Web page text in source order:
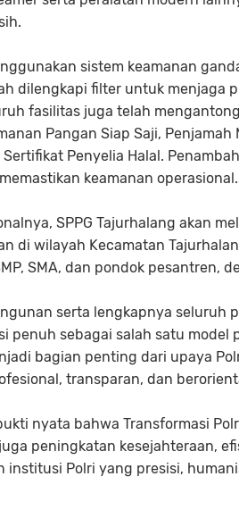
sistem keamanan
dilengkapi filter untuk menjaga
fasilitas juga telah
Pangan Siap Saji, Penjamah
Penyelia Halal.
keamanan operasional.
SPPG Tajurhalang akan
di wilayah Kecamatan
SMA, dan pondok pesantren,
serta lengkapnya seluruh
penuh sebagai salah satu model
bagian penting dari upaya
transparan, dan
nyata bahwa Transformasi
peningkatan kesejahteraan,
institusi Polri yang presisi,